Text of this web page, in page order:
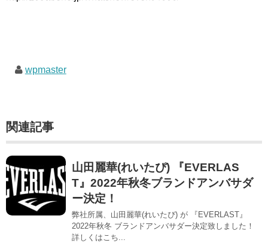
wpmaster
関連記事
山田麗華(れいたぴ) 『EVERLAS
T』2022年秋冬ブランドアンバサダ
ー決定！
弊社所属、山田麗華(れいたぴ) が 『EVERLAST』
2022年秋冬 ブランドアンバサダー決定致しました！
詳しくはこち...